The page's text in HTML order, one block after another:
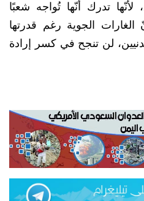
تدرك أنّها تُواجه شعبًا
الجوية رغم قدرتها
لن تنجح في كسر إرادة